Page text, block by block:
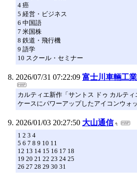
4 癌
5 経営・ビジネス
6 中国語
7 米国株
8 鉄道・飛行機
9 語学
10 スクール・セミナー
2026/07/31 07:22:09 富士川車輛工
カルティエ新作「サントス ドゥ カルテ
ケースにパワーアップしたアイコンウォ
2026/01/03 20:27:50 大山通信
1 2 3 4
5 6 7 8 9 10 11
12 13 14 15 16 17 18
19 20 21 22 23 24 25
26 27 28 29 30 31